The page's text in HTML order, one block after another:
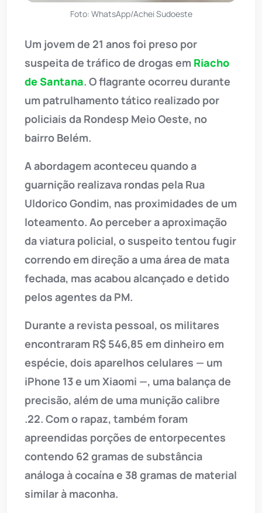
Foto: WhatsApp/Achei Sudoeste
Um jovem de 21 anos foi preso por
suspeita de tráfico de drogas em Riacho
de Santana. O flagrante ocorreu durante
um patrulhamento tático realizado por
policiais da Rondesp Meio Oeste, no
bairro Belém.
A abordagem aconteceu quando a
guarnição realizava rondas pela Rua
Uldorico Gondim, nas proximidades de um
loteamento. Ao perceber a aproximação
da viatura policial, o suspeito tentou fugir
correndo em direção a uma área de mata
fechada, mas acabou alcançado e detido
pelos agentes da PM.
Durante a revista pessoal, os militares
encontraram R$ 546,85 em dinheiro em
espécie, dois aparelhos celulares — um
iPhone 13 e um Xiaomi —, uma balança de
precisão, além de uma munição calibre
.22. Com o rapaz, também foram
apreendidas porções de entorpecentes
contendo 62 gramas de substância
análoga à cocaína e 38 gramas de material
similar à maconha.